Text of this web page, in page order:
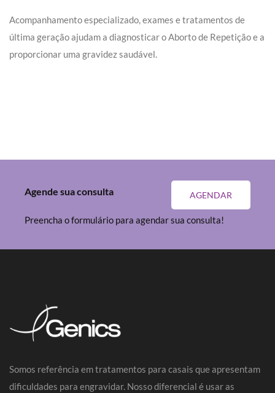
Acompanhamento especializado, exames e tratamentos de
última geração ajudam a diagnosticar o Aborto de Repetição e a
proporcionar uma gravidez saudável.
AGENDAR
Agende sua consulta
Preencha o formulário para agendar sua consulta!
Somos referência em tratamentos para casais que apresentam
dificuldades para engravidar. Nosso diferencial é usar as